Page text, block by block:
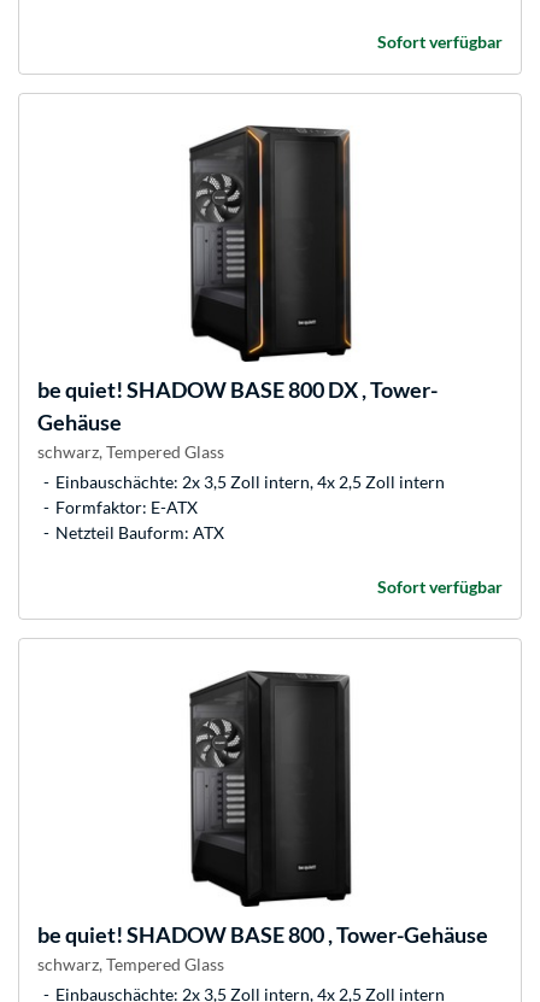
Sofort verfügbar
be quiet!SHADOW BASE 800 DX , Tower-
Gehäuse
schwarz, Tempered Glass
Einbauschächte: 2x 3,5 Zoll intern, 4x 2,5 Zoll intern
Formfaktor: E-ATX
Netzteil Bauform: ATX
Sofort verfügbar
be quiet!SHADOW BASE 800 , Tower-Gehäuse
schwarz, Tempered Glass
Einbauschächte: 2x 3,5 Zoll intern, 4x 2,5 Zoll intern